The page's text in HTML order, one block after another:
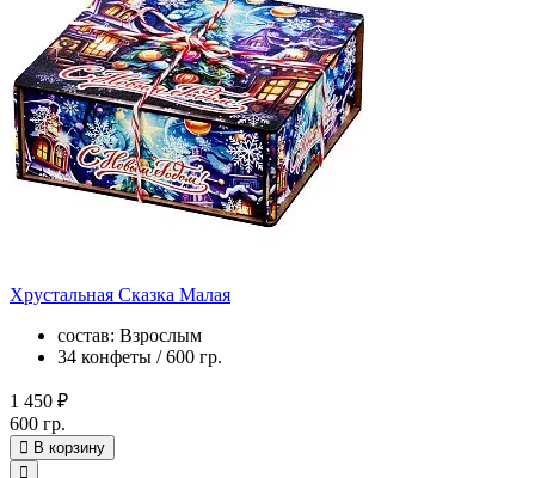
Хрустальная Сказка Малая
состав: Взрослым
34 конфеты / 600 гр.
1 450 ₽
600 гр.
В корзину